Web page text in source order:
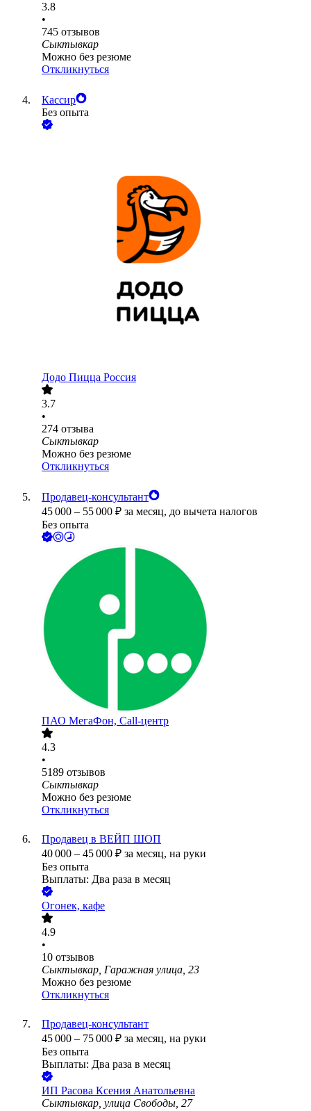
3.8
•
745 отзывов
Сыктывкар
Можно без резюме
Откликнуться
Кассир
Без опыта
Додо Пицца Россия
3.7
•
274 отзыва
Сыктывкар
Можно без резюме
Откликнуться
Продавец-консультант
45 000 – 55 000 ₽ за месяц, до вычета налогов
Без опыта
ПАО МегаФон, Call-центр
4.3
•
5189 отзывов
Сыктывкар
Можно без резюме
Откликнуться
Продавец в ВЕЙП ШОП
40 000 – 45 000 ₽ за месяц, на руки
Без опыта
Выплаты: Два раза в месяц
Огонек, кафе
4.9
•
10 отзывов
Сыктывкар, Гаражная улица, 23
Можно без резюме
Откликнуться
Продавец-консультант
45 000 – 75 000 ₽ за месяц, на руки
Без опыта
Выплаты: Два раза в месяц
ИП Расова Ксения Анатольевна
Сыктывкар, улица Свободы, 27